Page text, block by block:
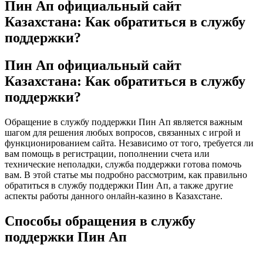
Пин Ап официальный сайт
Казахстана: Как обратиться в службу
поддержки?
Пин Ап официальный сайт
Казахстана: Как обратиться в службу
поддержки?
Обращение в службу поддержки Пин Ап является важным
шагом для решения любых вопросов, связанных с игрой и
функционированием сайта. Независимо от того, требуется ли
вам помощь в регистрации, пополнении счета или
технические неполадки, служба поддержки готова помочь
вам. В этой статье мы подробно рассмотрим, как правильно
обратиться в службу поддержки Пин Ап, а также другие
аспекты работы данного онлайн-казино в Казахстане.
Способы обращения в службу
поддержки Пин Ап